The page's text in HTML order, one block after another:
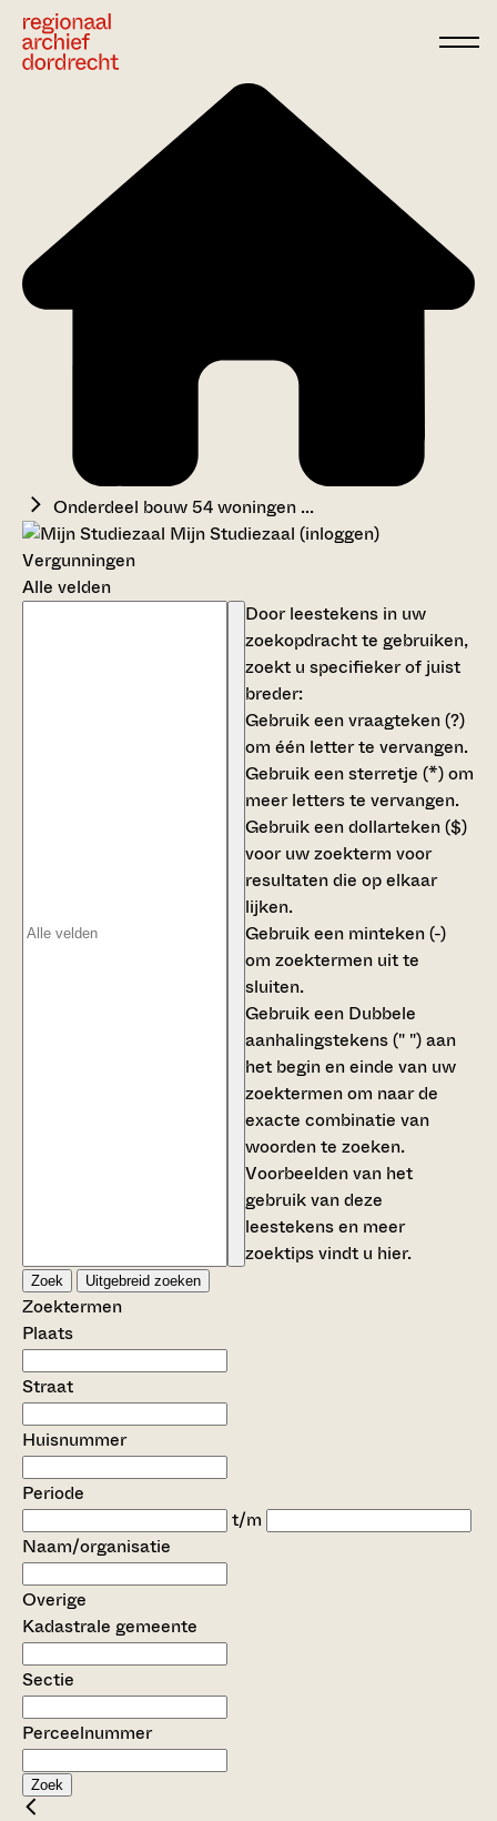
Onderdeel bouw 54 woningen ...
Mijn Studiezaal (inloggen)
Vergunningen
Alle velden
Door leestekens in uw
zoekopdracht te gebruiken,
zoekt u specifieker of juist
breder:
Gebruik eenvraagteken (?)
om één letter te vervangen.
Gebruik eensterretje (*)om
meer letters te vervangen.
Gebruik eendollarteken ($)
voor uw zoekterm voor
resultaten die op elkaar
lijken.
Gebruik een minteken (-)
om zoektermen uit te
sluiten.
Gebruik een Dubbele
aanhalingstekens (" ")aan
het begin en einde van uw
zoektermen om naar de
exacte combinatie van
woorden te zoeken.
Voorbeelden van het
gebruik van deze
leestekens en meer
zoektips vindt u hier.
Zoek Uitgebreid zoeken
Zoektermen
Plaats
Straat
Huisnummer
Periode
t/m
Naam/organisatie
Overige
Kadastrale gemeente
Sectie
Perceelnummer
Zoek